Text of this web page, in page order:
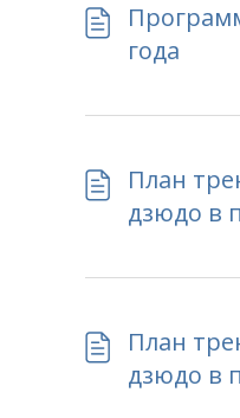
года
План
дзюдо в
План
дзюдо в